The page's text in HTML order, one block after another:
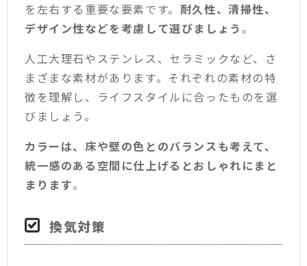
を左右する重要な要素です。 耐久性、清掃性、
デザイン性などを考慮して選びましょう 。
人工大理石やステンレス、セラミックなど、さ
まざまな素材があります。それぞれの素材の特
徴を理解し、ライフスタイルに合ったものを選
びましょう。
カラーは、床や壁の色とのバランスも考えて、
統一感のある空間に仕上げるとおしゃれにまと
まります。
換気対策